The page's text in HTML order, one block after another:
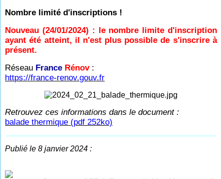
Nombre limité d'inscriptions !
Nouveau (24/01/2024) : le nombre limite d'inscription
ayant été atteint, il n'est plus possible de s'inscrire à
présent.
Réseau France Rénov:
https://france-renov.gouv.fr
Retrouvez ces informations dans le document :
balade thermique (pdf 252ko)
Publié le 8 janvier 2024 :